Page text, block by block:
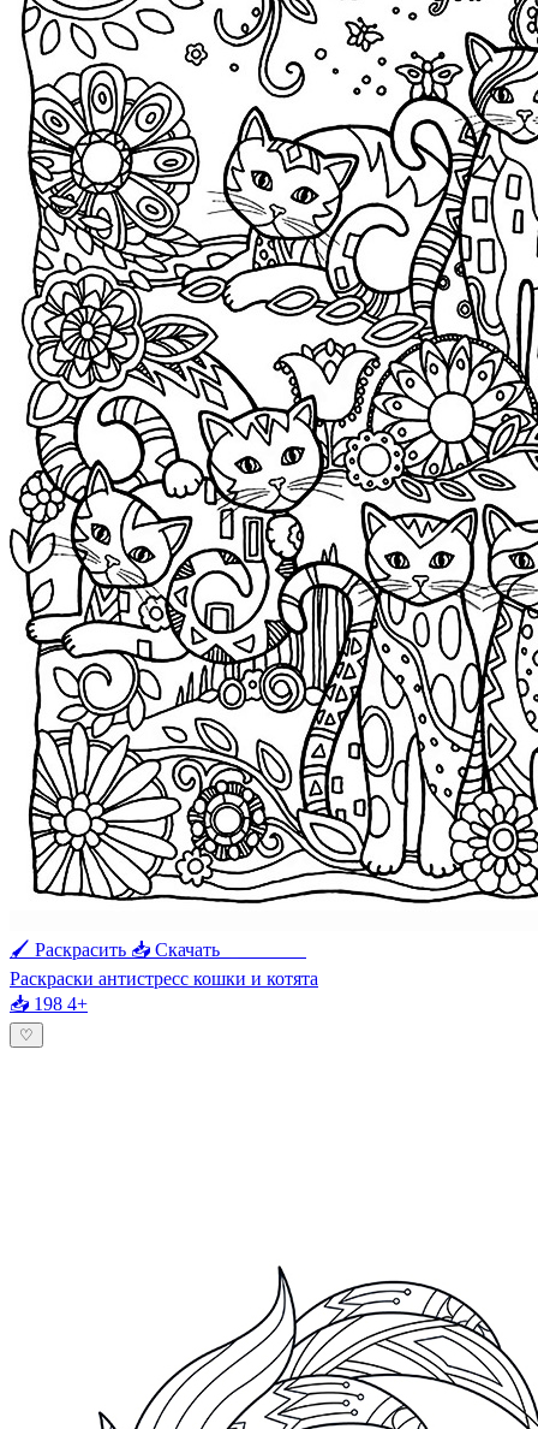
🖌 Раскрасить 📥 Скачать
Раскраски антистресс кошки и котята
📥 198 4+
♡